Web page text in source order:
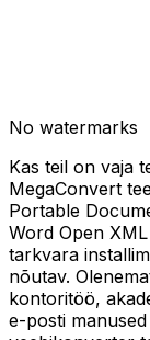
No watermarks
Kas teil on vaja
MegaConvert
Portable
Word Open
tarkvara
nõutav.
kontoritöö,
e-posti